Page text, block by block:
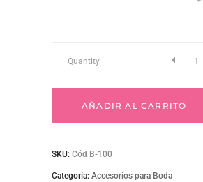
B-
Quantity
AÑADIR AL CARRITO
SKU: Cód B-100
Categoría: Accesorios para Boda